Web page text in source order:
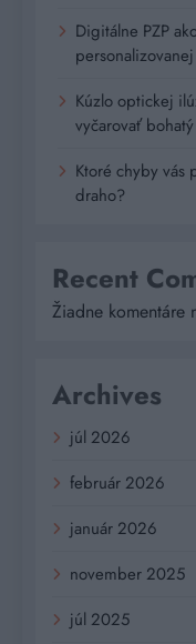
Digitálne PZP
Kúzlo optickej
vyčarovať
Ktoré chyby vás
draho?
Recent
Žiadne komentáre
Archives
júl 2026
február 2026
január 2026
november 2025
júl 2025